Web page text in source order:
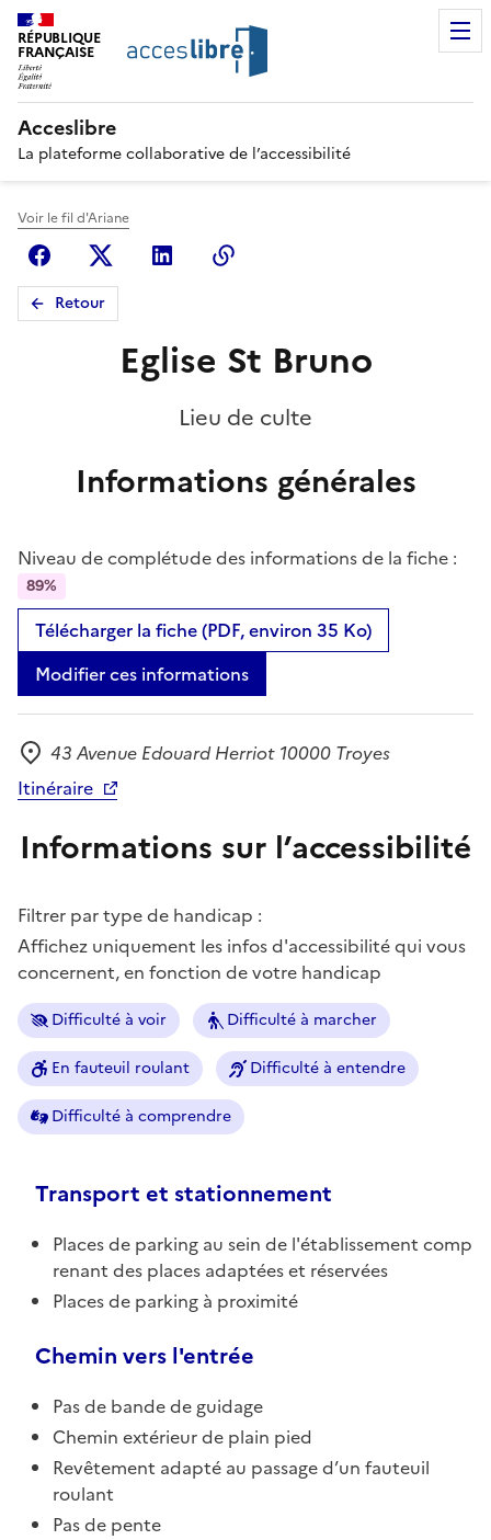
RÉPUBLIQUE
FRANÇAISE
Acceslibre
La plateforme collaborative de l’accessibilité
Voir le fil d'Ariane
FacebookX (anciennement Twitter)
Linkedin
Retour
Eglise St Bruno
Lieu de culte
Informations générales
Niveau de complétude des informations de la fiche :
89%
Télécharger la fiche (PDF, environ 35 Ko)
Modifier ces informations
Adresse
43 Avenue Edouard Herriot 10000 Troyes
Itinéraire
Informations sur l’accessibilité
Filtrer par type de handicap :
Affichez uniquement les infos d'accessibilité qui vous
concernent, en fonction de votre handicap
Difficulté à voir Difficulté à marcher
En fauteuil roulant Difficulté à entendre
Difficulté à comprendre
Transport et stationnement
Places de parking au sein de l'établissement comp
renant des places adaptées et réservées
Places de parking à proximité
Chemin vers l'entrée
Pas de bande de guidage
Chemin extérieur de plain pied
Revêtement adapté au passage d’un fauteuil
roulant
Pas de pente